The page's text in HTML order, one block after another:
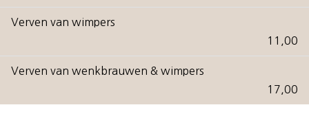
Verven van wimpers
11,00
Verven van wenkbrauwen & wimpers
17,00